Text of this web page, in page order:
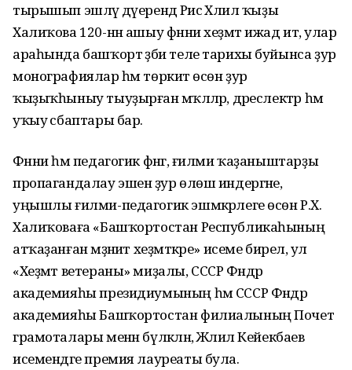
тырышып эшләү дәүерендә Рәисә Хәлил ҡыҙы
Халиҡова 120-нән ашыу фәнни хеҙмәт ижад итә, улар
араһында башҡорт әҙәби теле тарихы буйынса ҙур
монографиялар һәм төркиәт өсөн ҙур
ҡыҙыҡһыныу тыуҙырған мәҡәләләр, дәреслектәр һәм
уҡыу әсбаптары бар.
Фәнни һәм педагогик фәнгә, ғилми ҡаҙаныштарҙы
пропагандалау эшенә ҙур өлөш индергәне,
уңышлы ғилми-педагогик эшмәкәрлеге өсөн Р.Х.
Халиҡоваға «Башҡортостан Республикаһының
атҡаҙанған мәҙәниәт хеҙмәткәре» исеме бирелә, ул
«Хеҙмәт ветераны» миҙалы, СССР Фәндәр
академияһы президиумының һәм СССР Фәндәр
академияһы Башҡортостан филиалының Почет
грамоталары менән бүләкләнә, Жәлил Кейекбаев
исемендәге премия лауреаты була.